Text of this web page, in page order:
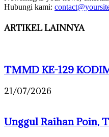
Hubungi kami:
ARTIKEL LAINNYA
TMMD KE-129
21/07/2026
Unggul Raihan Poin,